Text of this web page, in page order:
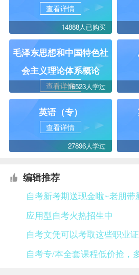
查看详情
14888人已购买
毛泽东思想和中国特色社
会主义理论体系概论
查看详情16523人学过
英语（专）
查看详情
27896人学过
编辑推荐
自考新考期送现金啦~老朋带
应用型自考火热招生中
自考文凭可以考取这些职业证
自考专/本全套课程低价抢，